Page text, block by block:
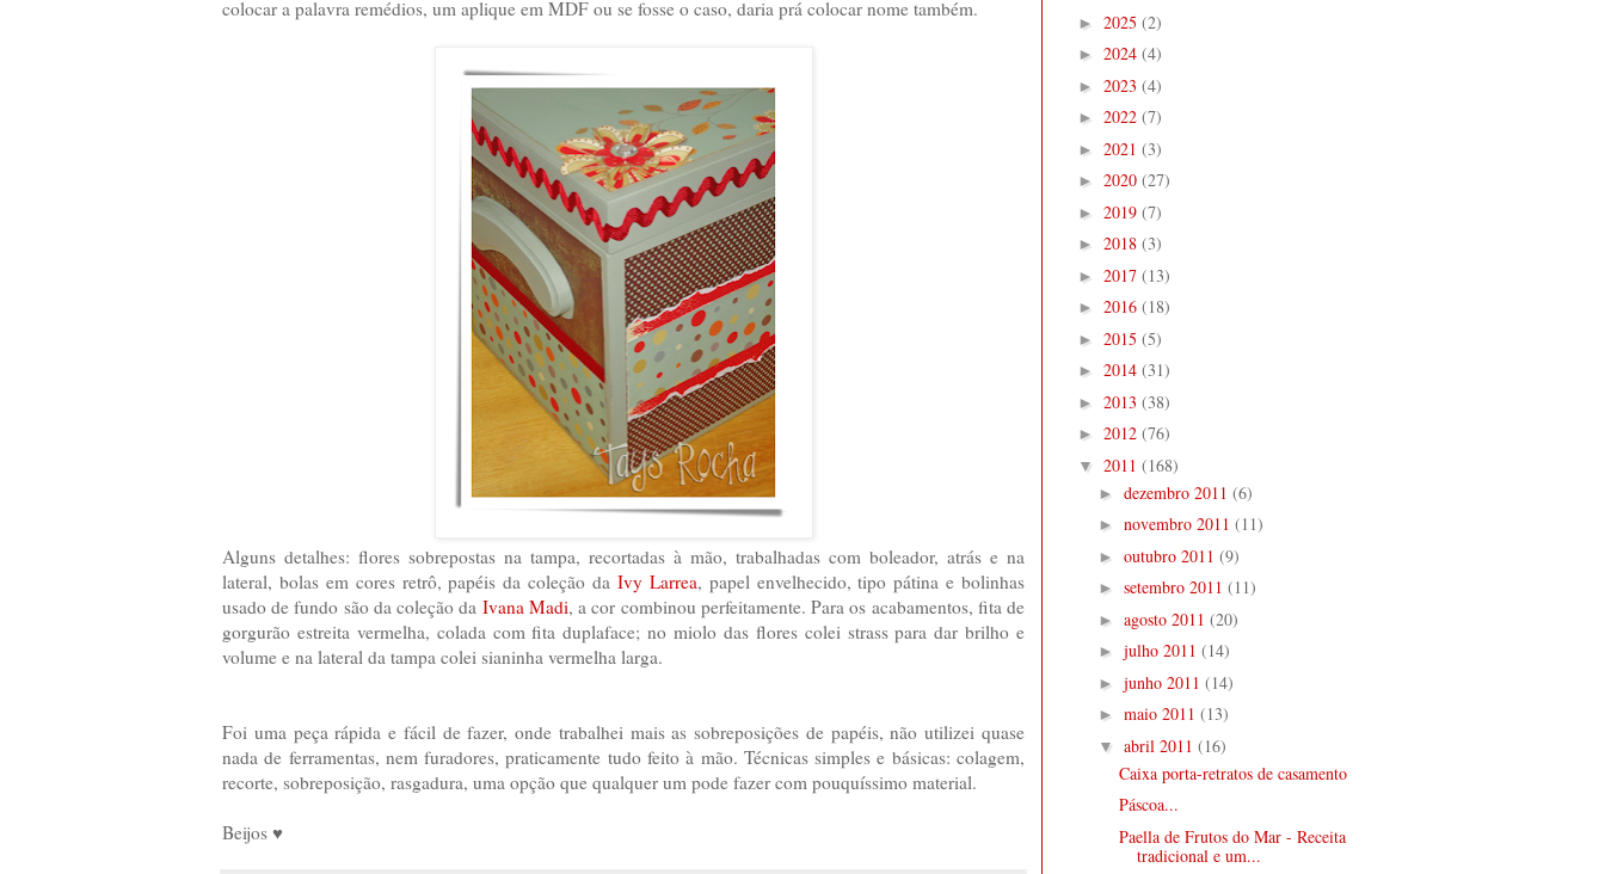
colocar a palavra remédios, um aplique em MDF ou se fosse o caso, daria prá colocar nome também.
Alguns detalhes: flores sobrepostas na tampa, recortadas à mão, trabalhadas com boleador, atrás e na
lateral, bolas em cores retrô, papéis da coleção da Ivy Larrea, papel envelhecido, tipo pátina e bolinhas
usado de fundo são da coleção da Ivana Madi, a cor combinou perfeitamente. Para os acabamentos, fita de
gorgurão estreita vermelha, colada com fita duplaface; no miolo das flores colei strass para dar brilho e
volume e na lateral da tampa colei sianinha vermelha larga.
Foi uma peça rápida e fácil de fazer, onde trabalhei mais as sobreposições de papéis, não utilizei quase
nada de ferramentas, nem furadores, praticamente tudo feito à mão. Técnicas simples e básicas: colagem,
recorte, sobreposição, rasgadura, uma opção que qualquer um pode fazer com pouquíssimo material.
Beijos ♥
► 2025 (2)
► 2024 (4)
► 2023 (4)
► 2022 (7)
► 2021 (3)
► 2020 (27)
► 2019 (7)
► 2018 (3)
► 2017 (13)
► 2016 (18)
► 2015 (5)
► 2014 (31)
► 2013 (38)
► 2012 (76)
▼ 2011 (168)
► dezembro 2011 (6)
► novembro 2011 (11)
► outubro 2011 (9)
► setembro 2011 (11)
► agosto 2011 (20)
► julho 2011 (14)
► junho 2011 (14)
► maio 2011 (13)
▼ abril 2011 (16)
Caixa porta-retratos de casamento
Páscoa...
Paella de Frutos do Mar - Receita
tradicional e um...